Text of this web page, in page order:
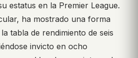
estatus en la Premier League.
ha mostrado una forma
tabla de rendimiento de seis
invicto en ocho